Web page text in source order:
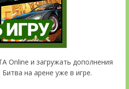
Online и загружать дополнения
на арене уже в игре.